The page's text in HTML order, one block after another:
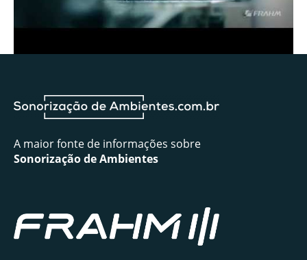
A maior fonte de informações sobre
Sonorização de Ambientes